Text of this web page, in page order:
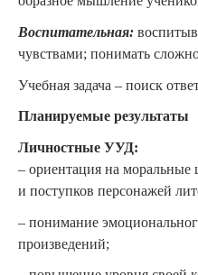
Воспитательная:
чувствами; понимать
Учебная задача – поиск
Планируемые результаты
Личностные УУД:
– ориентация на моральные
и поступков персонажей
– понимание
произведений;